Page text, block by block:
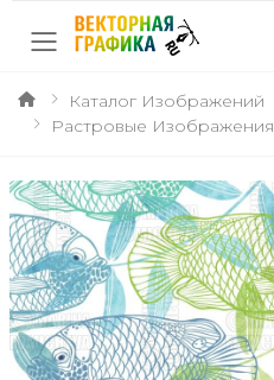
Каталог Изображений
Растровые Изображения